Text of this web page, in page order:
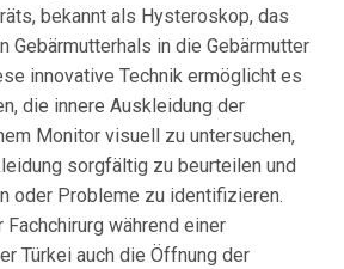
bekannt als Hysteroskop, das
Gebärmutterhals in die Gebärmutter
innovative Technik ermöglicht es
die innere Auskleidung der
Monitor visuell zu untersuchen,
sorgfältig zu beurteilen und
oder Probleme zu identifizieren.
während einer
Türkei auch die Öffnung der